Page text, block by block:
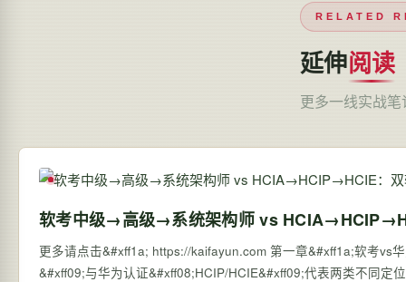
RELATED
延伸阅读
更多一线实战
软考中级→高级→系统架构师 vs
更多请点击&#xff1a; https://kaifayun.com 第一章&#xff1a;软考vs华为认证HCIPHCIE区别 软考&#xff08;计算机技术与软件专业技术资格考试
&#xff09;与华为认证&#xff08;HCIP/HCIE&#xff09;代表两类不同